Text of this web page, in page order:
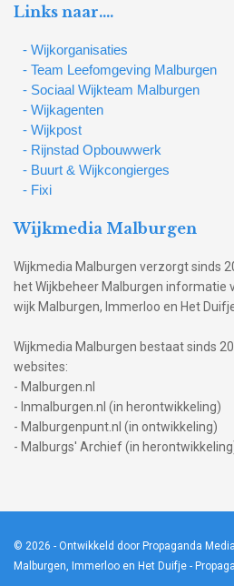
Links naar….
- Wijkorganisaties
- Team Leefomgeving Malburgen
- Sociaal Wijkteam Malburgen
- Wijkagenten
- Wijkpost
- Rijnstad Opbouwwerk
- Buurt & Wijkcongierges
- Fixi
Wijkmedia Malburgen
Wijkmedia Malburgen verzorgt sinds
het Wijkbeheer Malburgen informatie
wijk Malburgen, Immerloo en Het
Wijkmedia Malburgen bestaat sinds
websites:
- Malburgen.nl
- Inmalburgen.nl (in herontwikkeling)
- Malburgenpunt.nl (in ontwikkeling)
- Malburgs' Archief (in
© 2026 - Ontwikkeld door Propaganda
Malburgen, Immerloo en Het Duifje -